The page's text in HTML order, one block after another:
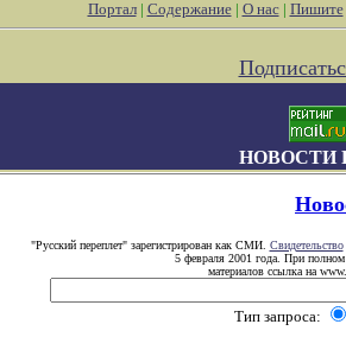
Портал| Содержание| О нас| Пишите
НОВОСТИ
"Русский переплет" зарегистрирован как СМИ. Свидетельство
5 февраля 2001 года. При полном
материалов ссылка на
Тип запроса: